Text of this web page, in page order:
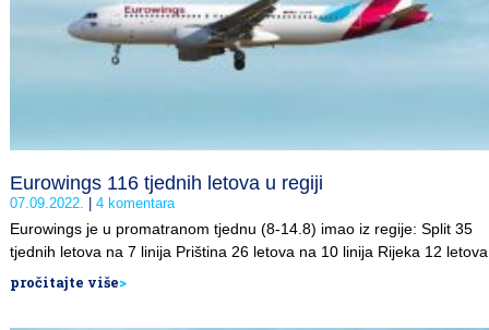
Eurowings 116 tjednih letova u regiji
07.09.2022. 4 komentara
Eurowings je u promatranom tjednu (8-14.8) imao iz regije: Split 35
tjednih letova na 7 linija Priština 26 letova na 10 linija Rijeka 12 letova
pročitajte više>